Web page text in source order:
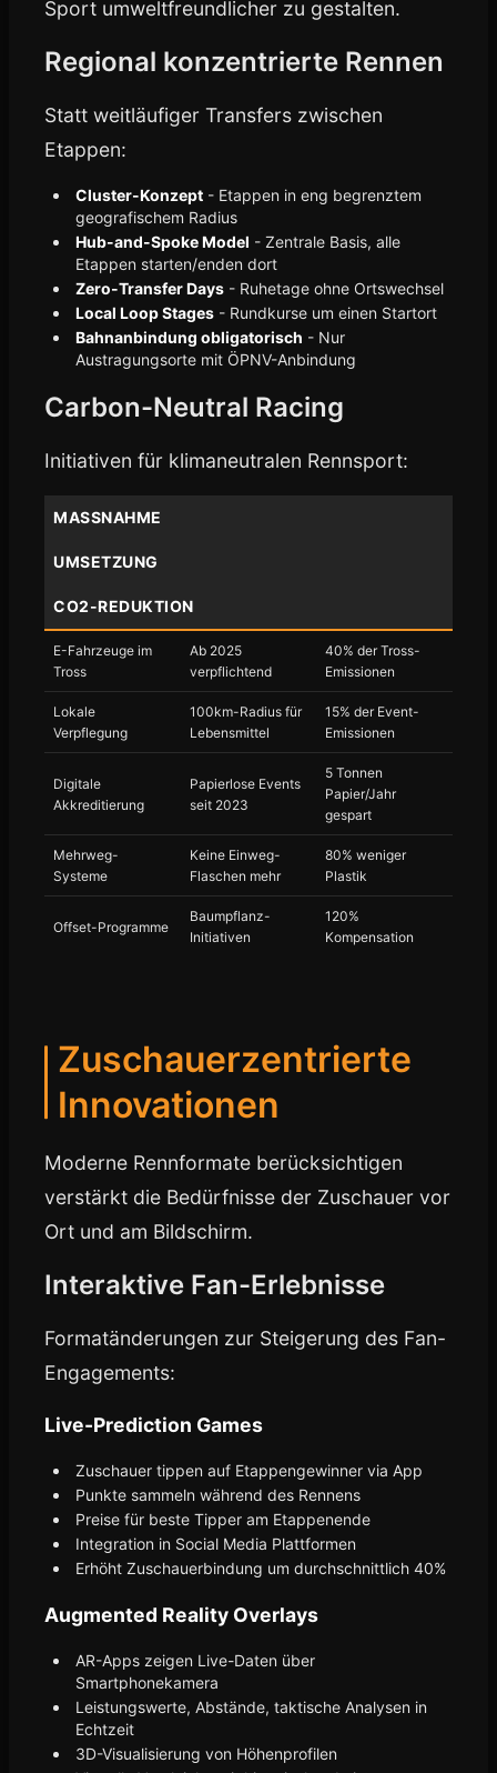
Sport umweltfreundlicher zu gestalten.
Regional konzentrierte Rennen
Statt weitläufiger Transfers zwischen
Etappen:
Cluster-Konzept - Etappen in eng begrenztem
geografischem Radius
Hub-and-Spoke Model - Zentrale Basis, alle
Etappen starten/enden dort
Zero-Transfer Days - Ruhetage ohne Ortswechsel
Local Loop Stages - Rundkurse um einen Startort
Bahnanbindung obligatorisch - Nur
Austragungsorte mit ÖPNV-Anbindung
Carbon-Neutral Racing
Initiativen für klimaneutralen Rennsport:
MASSNAHME
UMSETZUNG
CO2-REDUKTION
E-Fahrzeuge im
Tross
Ab 2025
verpflichtend
40% der Tross-
Emissionen
Lokale
Verpflegung
100km-Radius für
Lebensmittel
15% der Event-
Emissionen
Digitale
Akkreditierung
Papierlose Events
seit 2023
5 Tonnen
Papier/Jahr
gespart
Mehrweg-
Systeme
Keine Einweg-
Flaschen mehr
80% weniger
Plastik
Offset-Programme
Baumpflanz-
Initiativen
120%
Kompensation
Zuschauerzentrierte
Innovationen
Moderne Rennformate berücksichtigen
verstärkt die Bedürfnisse der Zuschauer vor
Ort und am Bildschirm.
Interaktive Fan-Erlebnisse
Formatänderungen zur Steigerung des Fan-
Engagements:
Live-Prediction Games
Zuschauer tippen auf Etappengewinner via App
Punkte sammeln während des Rennens
Preise für beste Tipper am Etappenende
Integration in Social Media Plattformen
Erhöht Zuschauerbindung um durchschnittlich 40%
Augmented Reality Overlays
AR-Apps zeigen Live-Daten über
Smartphonekamera
Leistungswerte, Abstände, taktische Analysen in
Echtzeit
3D-Visualisierung von Höhenprofilen